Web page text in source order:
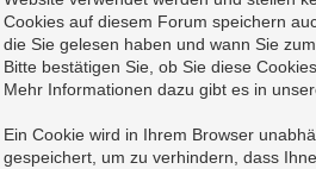
Cookies auf diesem Forum speichern
die Sie gelesen haben und wann Sie
Bitte bestätigen Sie, ob Sie diese
Mehr Informationen dazu gibt es in
Ein Cookie wird in Ihrem Browser
gespeichert, um zu verhindern, dass